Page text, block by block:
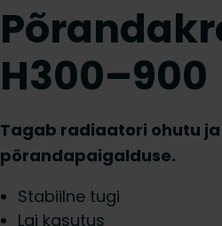
H300–900
Tagab radiaatori ohutu
põrandapaigalduse.
Stabiilne tugi
Lai kasutus